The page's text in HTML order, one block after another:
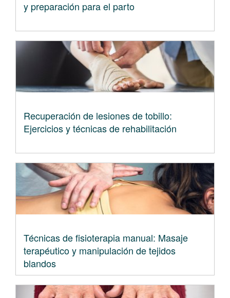
y preparación para el parto
Recuperación de lesiones de tobillo:
Ejercicios y técnicas de rehabilitación
Técnicas de fisioterapia manual: Masaje
terapéutico y manipulación de tejidos
blandos